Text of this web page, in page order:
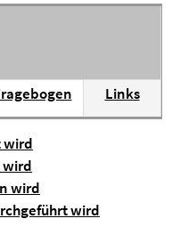
Links
wird
wird
wird
wird